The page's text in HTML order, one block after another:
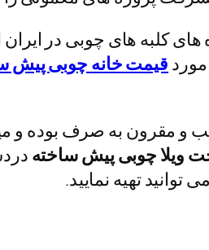
کلبه های چوبی در
قیمت خانه چوبی پیش
به صرف بوده و
ویلا چوبی پیش ساخته
تهیه نمایید.